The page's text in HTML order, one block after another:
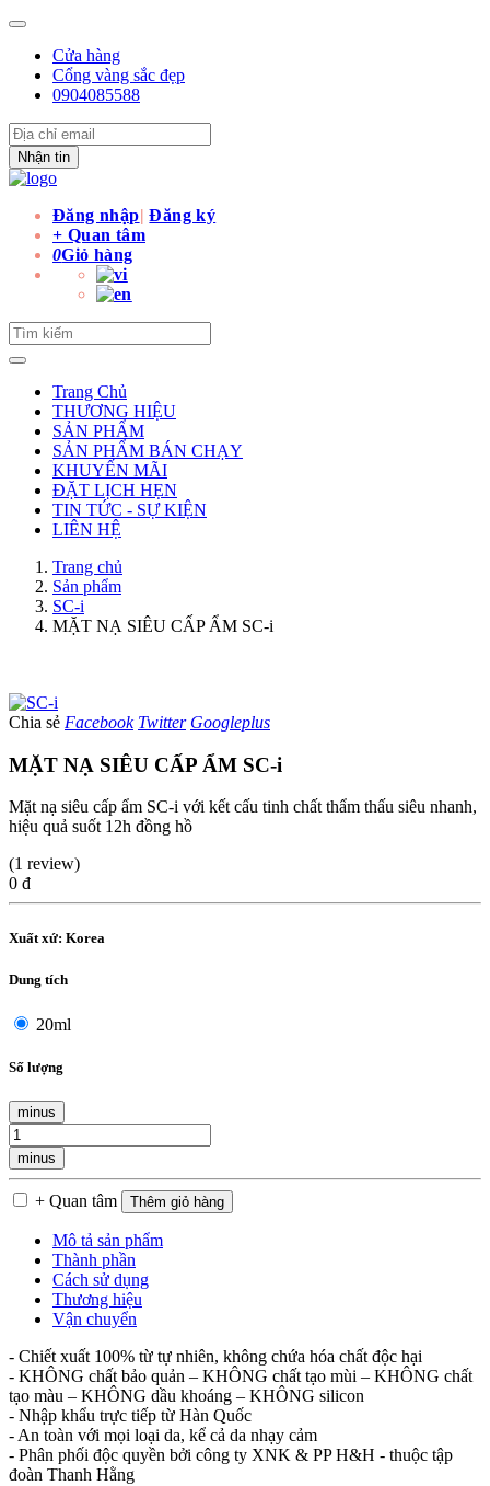
Cửa hàng
Cổng vàng sắc đẹp
0904085588
Nhận tin
Đăng nhập|Đăng ký
+ Quan tâm
0Giỏ hàng
Trang Chủ
THƯƠNG HIỆU
SẢN PHẨM
SẢN PHẨM BÁN CHẠY
KHUYẾN MÃI
ĐẶT LỊCH HẸN
TIN TỨC - SỰ KIỆN
LIÊN HỆ
Trang chủ
Sản phẩm
SC-i
MẶT NẠ SIÊU CẤP ẨM SC-i
Chia sẻ Facebook Twitter Googleplus
MẶT NẠ SIÊU CẤP ẨM SC-i
Mặt nạ siêu cấp ẩm SC-i với kết cấu tinh chất thẩm thấu siêu nhanh,
hiệu quả suốt 12h đồng hồ
(1 review)
0 đ
Xuất xứ: Korea
Dung tích
20ml
Số lượng
minus
minus
+ Quan tâm Thêm giỏ hàng
Mô tả sản phẩm
Thành phần
Cách sử dụng
Thương hiệu
Vận chuyển
- Chiết xuất 100% từ tự nhiên, không chứa hóa chất độc hại
- KHÔNG chất bảo quản – KHÔNG chất tạo mùi – KHÔNG chất
tạo màu – KHÔNG dầu khoáng – KHÔNG silicon
- Nhập khẩu trực tiếp từ Hàn Quốc
- An toàn với mọi loại da, kể cả da nhạy cảm
- Phân phối độc quyền bởi công ty XNK & PP H&H - thuộc tập
đoàn Thanh Hằng